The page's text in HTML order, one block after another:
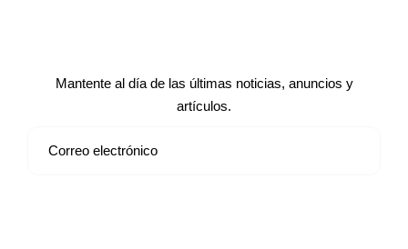
Mantente al día de las últimas noticias, anuncios y
artículos.